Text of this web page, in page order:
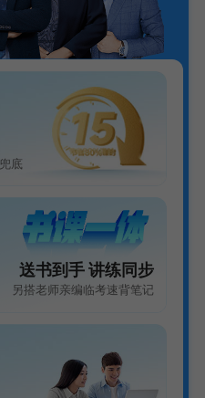
底
送书到手 讲练同步
另搭老师亲编临考速背笔记